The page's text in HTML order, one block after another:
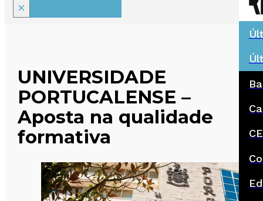
×
UNIVERSIDADE
PORTUCALENSE –
Aposta na qualidade
formativa